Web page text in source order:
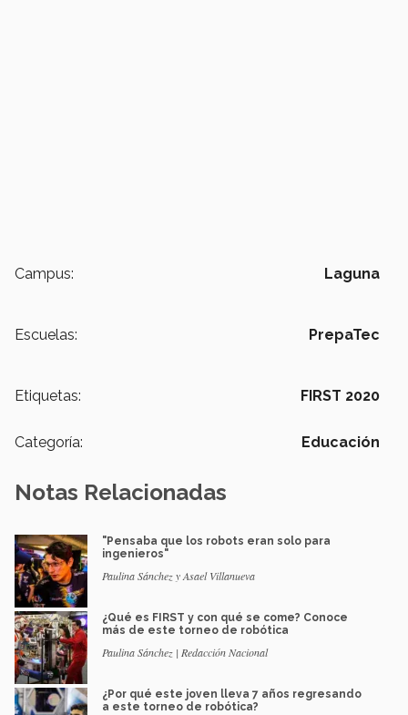
Campus: Laguna
Escuelas: PrepaTec
Etiquetas: FIRST 2020
Categoría: Educación
Notas Relacionadas
"Pensaba que los robots eran solo para
ingenieros"
Paulina Sánchez y Asael Villanueva
¿Qué es FIRST y con qué se come? Conoce
más de este torneo de robótica
Paulina Sánchez | Redacción Nacional
¿Por qué este joven lleva 7 años regresando
a este torneo de robótica?